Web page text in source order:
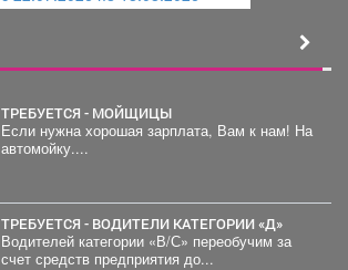
ТРЕБУЕТСЯ - МОЙЩИЦЫ
Если нужна хорошая зарплата, Вам к нам! На
автомойку....
ТРЕБУЕТСЯ - ВОДИТЕЛИ КАТЕГОРИИ «Д»
Водителей категории «В/С» переобучим за
счет средств предприятия до...